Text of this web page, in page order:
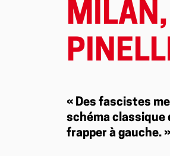
« Des fascistes
schéma
frapper à gauche.